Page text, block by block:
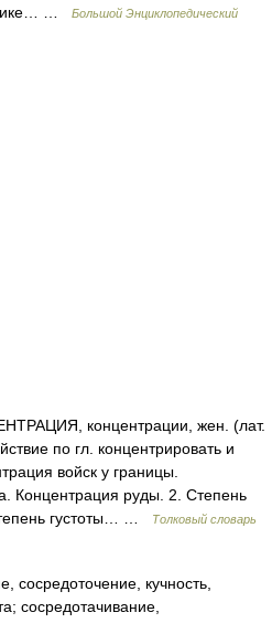
…
Большой Энциклопедический
концентрации, жен. (лат.
по гл. концентрировать и
войск у границы.
Концентрация руды. 2. Степень
густоты… …
Толковый словарь
сосредоточение, кучность,
сосредотачивание,